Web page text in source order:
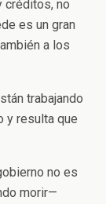
créditos, no
es un gran
a los
trabajando
y resulta que
no es
morir—